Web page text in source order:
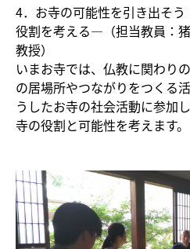
4．お寺の可能性を引き出そ
役割を考える―（担当教員：
教授）
いまお寺では、仏教に関わり
の居場所やつながりをつくる
うしたお寺の社会活動に参加
寺の役割と可能性を考えます。